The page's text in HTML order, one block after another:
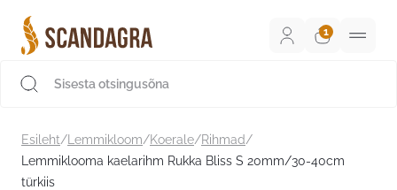
sisu
juurde
Esileht/ Lemmikloom/Koerale/Rihmad/
Lemmiklooma kaelarihm Rukka Bliss S 20mm/30-40cm
türkiis